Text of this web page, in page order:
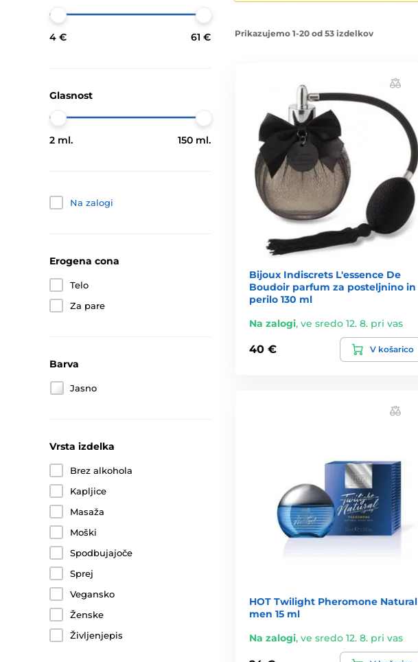
4 € 61 €
Glasnost
2 ml. 150 ml.
Na zalogi
Erogena cona
Telo
Za pare
Barva
Jasno
Vrsta izdelka
Brez alkohola
Kapljice
Masaža
Moški
Spodbujajoče
Sprej
Vegansko
Ženske
Življenjepis
Prikazujemo 1-20 od 53 izdelkov
Bijoux Indiscrets L'essence De
Boudoir parfum za posteljnino in
perilo 130 ml
Na zalogi, ve sredo 12. 8. pri vas
40 € V košarico
HOT Twilight Pheromone Natural
men 15 ml
Na zalogi, ve sredo 12. 8. pri vas